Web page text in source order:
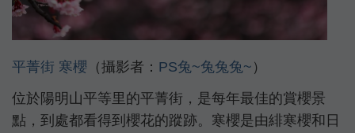
平菁街 寒櫻 （攝影者： PS兔~兔兔兔~ ）
位於陽明山平等里的平菁街，是每年最佳的賞櫻景
點，到處都看得到櫻花的蹤跡。寒櫻是由緋寒櫻和日